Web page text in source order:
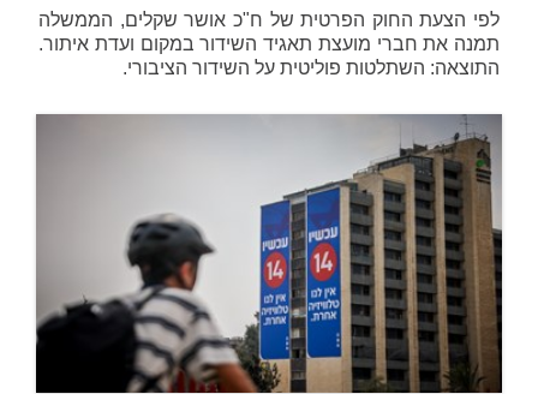
לפי הצעת החוק הפרטית של ח"כ אושר שקלים, הממשלה
תמנה את חברי מועצת תאגיד השידור במקום ועדת איתור.
התוצאה: השתלטות פוליטית על השידור הציבורי.